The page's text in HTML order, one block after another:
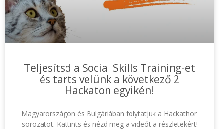
Teljesítsd a Social Skills Training-et
és tarts velünk a következő 2
Hackaton egyikén!
Magyarországon és Bulgáriában folytatjuk a Hackathon
sorozatot. Kattints és nézd meg a videót a részletekért!